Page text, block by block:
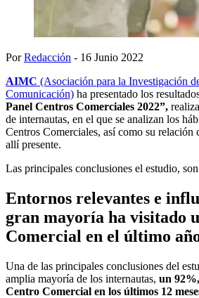
PorRedacción - 16 Junio 2022
AIMC (Asociación para la Investigación
Comunicación) ha presentado los
Panel Centros Comerciales 2022”,
de internautas, en el que se analizan los
Centros Comerciales, así como su
allí presente.
Las principales conclusiones el estudio,
Entornos relevantes e
gran mayoría ha visitado
Comercial en el último
Una de las principales conclusiones del
amplia mayoría de los internautas, un
Centro Comercial en los últimos 12